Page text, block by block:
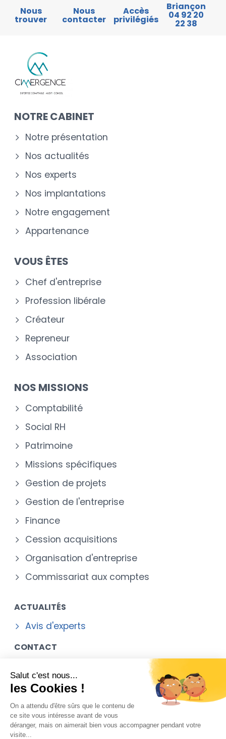
Nous
trouver
Nous
contacter
Accès
privilégiés
Briançon
04 92 20
22 38
NOTRE CABINET
Notre présentation
Nos actualités
Nos experts
Nos implantations
Notre engagement
Appartenance
VOUS ÊTES
Chef d'entreprise
Profession libérale
Créateur
Repreneur
Association
NOS MISSIONS
Comptabilité
Social RH
Patrimoine
Missions spécifiques
Gestion de projets
Gestion de l'entreprise
Finance
Cession acquisitions
Organisation d'entreprise
Commissariat aux comptes
ACTUALITÉS
Avis d'experts
CONTACT
Formulaire de Contact
Mentions légales
Salut c'est nous...
les Cookies !
On a attendu d'être sûrs que le contenu de
ce site vous intéresse avant de vous
déranger, mais on aimerait bien vous accompagner pendant votre
visite...